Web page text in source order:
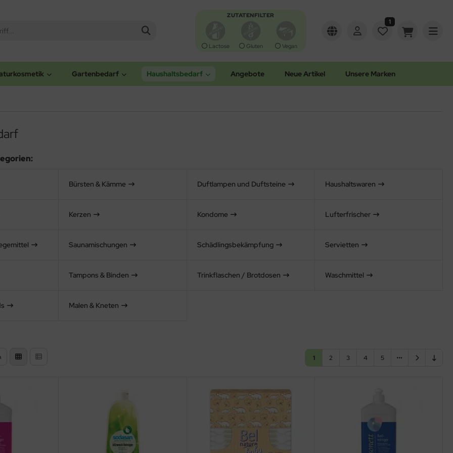
ZUTATENFILTER
Lactose Gluten Vegan
1
Gartenbedarf Haushaltsbedarf Angebote Neue Artikel Unsere Marken
Bürsten & Kämme Duftlampen und Duftsteine Haushaltswaren
Kerzen Kondome Lufterfrischer
Saunamischungen Schädlingsbekämpfung Servietten
Tampons & Binden Trinkflaschen / Brotdosen Waschmittel
Malen & Kneten
1 2 3 4 5